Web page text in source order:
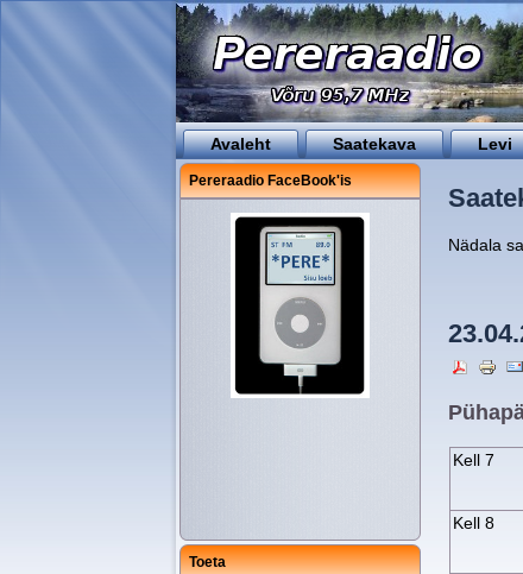
Avaleht Saatekava Levi
Pereraadio FaceBook'is
Toeta
Nädala
Kell 7
Kell 8